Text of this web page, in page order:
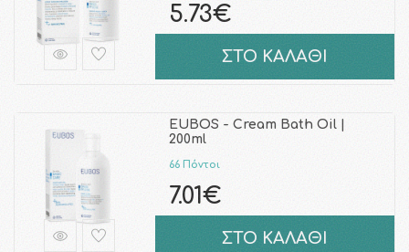
5.73€
ΣΤΟ ΚΑΛΑΘΙ
EUBOS - Cream Bath Oil |
200ml
66 Πόντοι
7.01€
ΣΤΟ ΚΑΛΑΘΙ